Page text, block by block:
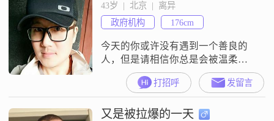
43岁  |  北京  |  离异
政府机构
176cm
今天的你或许没有遇到一个善良的
人，但是请相信你总是会被温柔的
光所照耀。
打招呼 发留言
又是被拉爆的一天